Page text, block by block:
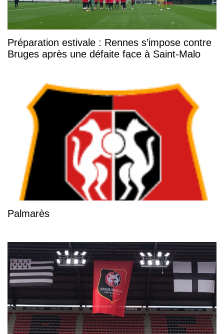
Préparation estivale : Rennes s’impose contre
Bruges après une défaite face à Saint-Malo
Palmarès